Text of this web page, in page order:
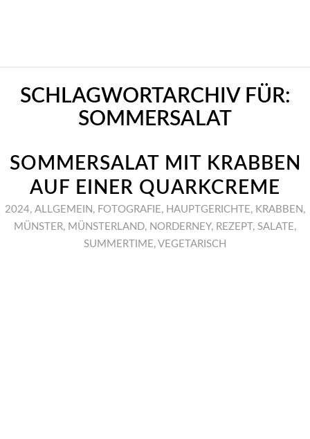
SCHLAGWORTARCHIV FÜR:
SOMMERSALAT
SOMMERSALAT MIT KRABBEN
AUF EINER QUARKCREME
2024, ALLGEMEIN , FOTOGRAFIE, HAUPTGERICHTE, KRABBEN ,
MÜNSTER, MÜNSTERLAND, NORDERNEY, REZEPT , SALATE,
SUMMERTIME, VEGETARISCH